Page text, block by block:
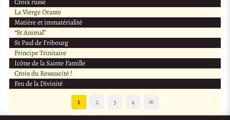
La Vierge Orante
Matière et immatérialité
“St Animal”
St Paul de Fribourg
Principe Trinitaire
Icône de la Sainte Famille
Croix du Ressuscité !
Feu de la Divinité
1
2 3 4 ∞